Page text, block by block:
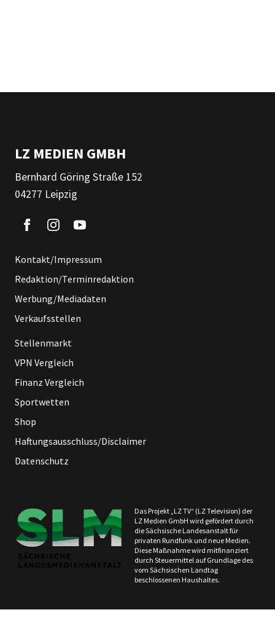
LZ MEDIEN GMBH
Bernhard Göring Straße 152
04277 Leipzig
Kontakt/Impressum
Redaktion/Terminredaktion
Werbung/Mediadaten
Verkaufsstellen
Stellenmarkt
VPN Vergleich
Finanz Vergleich
Sportwetten
Shop
Haftungsausschluss/Disclaimer
Datenschutz
Das Projekt „LZ TV“ (LZ Television) der
LZ Medien GmbH wird gefördert durch
die Sächsische Landesanstalt für
privaten Rundfunk und neue Medien.
Diese Maßnahme wird mitfinanziert
durch Steuermittel auf Grundlage des
vom Sächsischen Landtag
beschlossenen Haushaltes.